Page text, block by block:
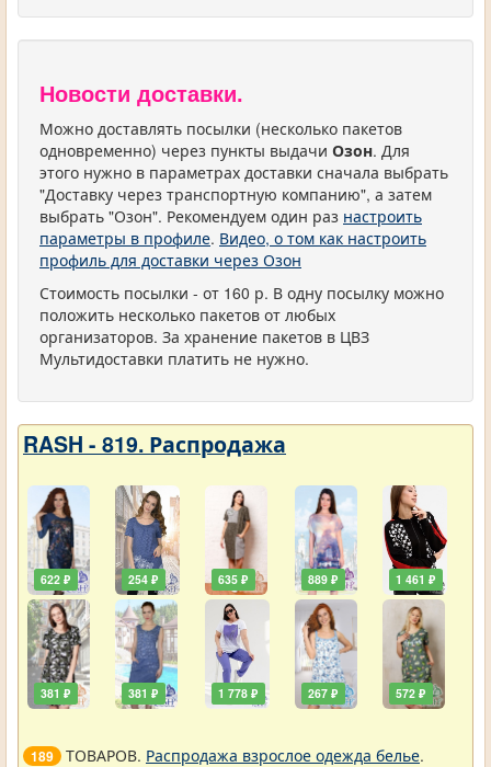
Новости доставки.
Можно доставлять посылки (несколько пакетов
одновременно) через пункты выдачи Озон. Для
этого нужно в параметрах доставки сначала выбрать
"Доставку через транспортную компанию", а затем
выбрать "Озон". Рекомендуем один раз настроить
параметры в профиле. Видео, о том как настроить
профиль для доставки через Озон
Стоимость посылки - от 160 р. В одну посылку можно
положить несколько пакетов от любых
организаторов. За хранение пакетов в ЦВЗ
Мультидоставки платить не нужно.
RASH - 819. Распродажа
622 ₽
381 ₽
254 ₽
381 ₽
635 ₽
1 778 ₽
889 ₽
267 ₽
1 461 ₽
572 ₽
189 ТОВАРОВ. Распродажа взрослое одежда белье.